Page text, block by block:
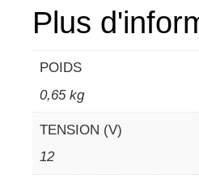
Plus
POIDS
0,65 kg
TENSION (V)
12